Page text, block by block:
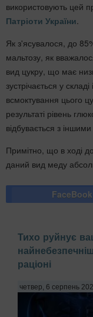
використовують цей
Патріоти України.
Як з'ясувалося, до
мальтозу, як
вид цукру, що має
зустрічається у
всмоктування цього
результаті рівень
відбувається з
Примітно, що в ході
даний вид меду
FaceBook
Тихо руйнує
раціоні
четвер, 6 серпень